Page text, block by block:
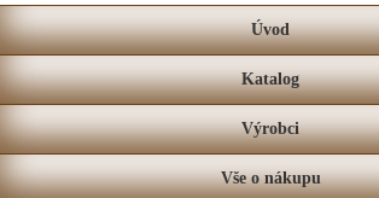
Úvod
Katalog
Výrobci
Vše o nákupu